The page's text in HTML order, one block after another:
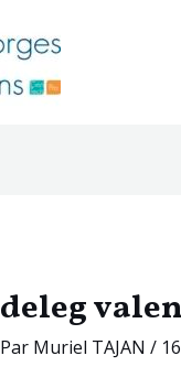
deleg
Par Muriel TAJAN /